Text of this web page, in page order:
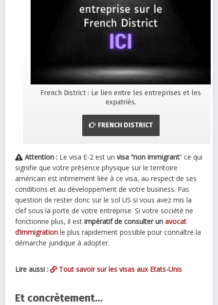
French District : Le lien entre les entreprises et les
expatriés.
FRENCH DISTRICT
Attention : Le visa E-2 est unvisa “non immigrant” ce qui
signifie que votre présence physique sur le territoire
américain est intimement liée à ce visa, au respect de ses
conditions et au développement de votre business. Pas
question de rester donc sur le sol US si vous avez mis la
clef sous la porte de votre entreprise. Si votre société ne
fonctionne plus, il estimpératif de consulter unavocat
d’immigration le plus rapidement possible pour connaître la
démarche juridique à adopter.
Lire aussi : Tout savoir sur les visas aux Etats-Unis
Et concrètement…